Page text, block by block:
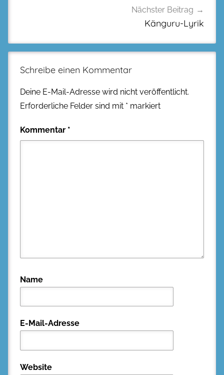
Nächster Beitrag
Känguru-Lyrik
Schreibe einen Kommentar
Deine E-Mail-Adresse wird nicht veröffentlicht.
Erforderliche Felder sind mit * markiert
Kommentar *
Name
E-Mail-Adresse
Website